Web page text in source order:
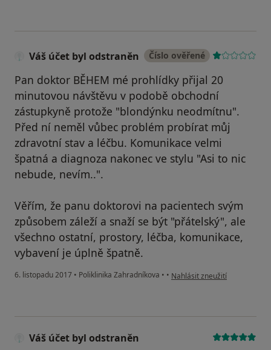
Váš účet byl odstraněn Číslo ověřené
Pan doktor BĚHEM mé prohlídky přijal 20
minutovou návštěvu v podobě obchodní
zástupkyně protože "blondýnku neodmítnu".
Před ní neměl vůbec problém probírat můj
zdravotní stav a léčbu. Komunikace velmi
špatná a diagnoza nakonec ve stylu "Asi to nic
nebude, nevím..".
Věřím, že panu doktorovi na pacientech svým
způsobem záleží a snaží se být "přátelský", ale
všechno ostatní, prostory, léčba, komunikace,
vybavení je úplně špatně.
6. listopadu 2017 • Poliklinika Zahradníkova • • podle názoru uživatele Váš
Nahlásit zneužití
Váš účet byl odstraněn